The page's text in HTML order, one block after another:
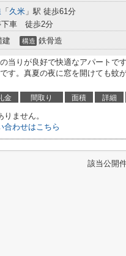
「 久米 」駅 徒歩61分
下車 徒歩2分
建 構造 鉄骨造
当りが良好で快適なアパートで
す。真夏の夜に窓を開けても蚊
金 間取り 面積 詳細
ません。
合わせはこちら
該当公開